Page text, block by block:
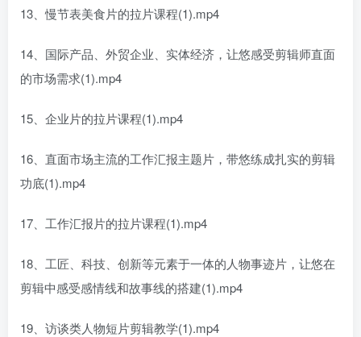
13、慢节表美食片的拉片课程(1).mp4
14、国际产品、外贸企业、实体经济，让悠感受剪辑师直面
的市场需求(1).mp4
15、企业片的拉片课程(1).mp4
16、直面市场主流的工作汇报主题片，带悠练成扎实的剪辑
功底(1).mp4
17、工作汇报片的拉片课程(1).mp4
18、工匠、科技、创新等元素于一体的人物事迹片，让悠在
剪辑中感受感情线和故事线的搭建(1).mp4
19、访谈类人物短片剪辑教学(1).mp4